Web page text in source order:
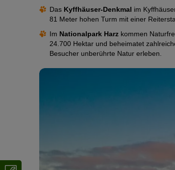
Das Kyffhäuser-Denkmal im
81 Meter hohen Turm mit einer
Im Nationalpark Harz kommen
24.700 Hektar und beheimatet
Besucher unberührte Natur erleben.